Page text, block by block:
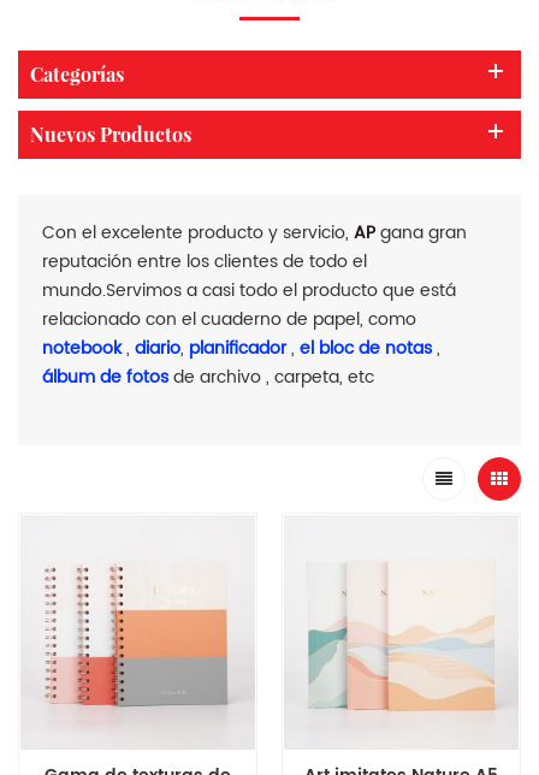
Categorías
Nuevos Productos
Con el excelente producto y servicio, APgana gran
reputación entre los clientes de todo el
mundo.Servimos a casi todo el producto que está
relacionado con el cuaderno de papel, como
notebook, diario, planificador, el bloc de notas,
álbum de fotosde archivo , carpeta, etc